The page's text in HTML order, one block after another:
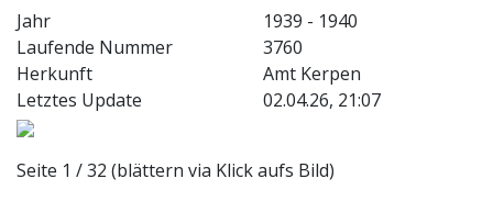
Jahr
1939 - 1940
Laufende Nummer
3760
Herkunft
Amt Kerpen
Letztes Update
02.04.26, 21:07
Seite 1 / 32 (blättern via Klick aufs Bild)